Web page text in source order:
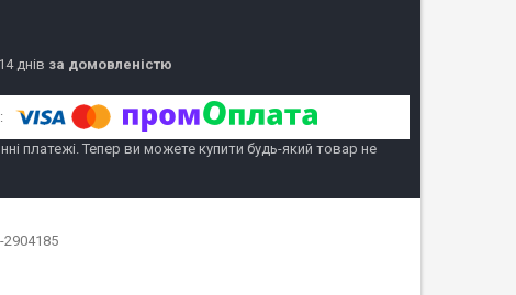
днів за домовленістю
платежі. Тепер ви можете купити будь-який товар не
2904185